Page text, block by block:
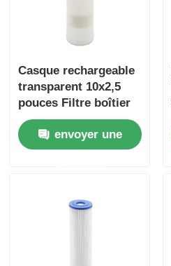
Casque rechargeable
transparent 10x2,5
pouces Filtre boîtier
de médias Casque
pour le filtre à eau
envoyer une